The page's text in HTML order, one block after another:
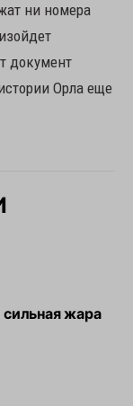
ни номера
документ
Орла еще
жара